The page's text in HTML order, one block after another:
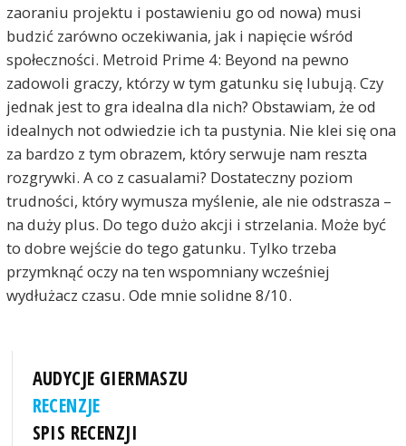
zaoraniu projektu i postawieniu go od nowa) musi
budzić zarówno oczekiwania, jak i napięcie wśród
społeczności. Metroid Prime 4: Beyond na pewno
zadowoli graczy, którzy w tym gatunku się lubują. Czy
jednak jest to gra idealna dla nich? Obstawiam, że od
idealnych not odwiedzie ich ta pustynia. Nie klei się ona
za bardzo z tym obrazem, który serwuje nam reszta
rozgrywki. A co z casualami? Dostateczny poziom
trudności, który wymusza myślenie, ale nie odstrasza –
na duży plus. Do tego dużo akcji i strzelania. Może być
to dobre wejście do tego gatunku. Tylko trzeba
przymknąć oczy na ten wspomniany wcześniej
wydłużacz czasu. Ode mnie solidne 8/10.
AUDYCJE GIERMASZU
RECENZJE
SPIS RECENZJI